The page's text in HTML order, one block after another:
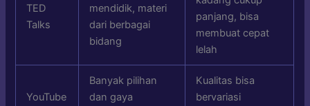
TED
Talks
mendidik, materi
dari berbagai
bidang
panjang, bisa
membuat cepat
lelah
YouTube
Banyak pilihan
dan gaya
Kualitas bisa
bervariasi